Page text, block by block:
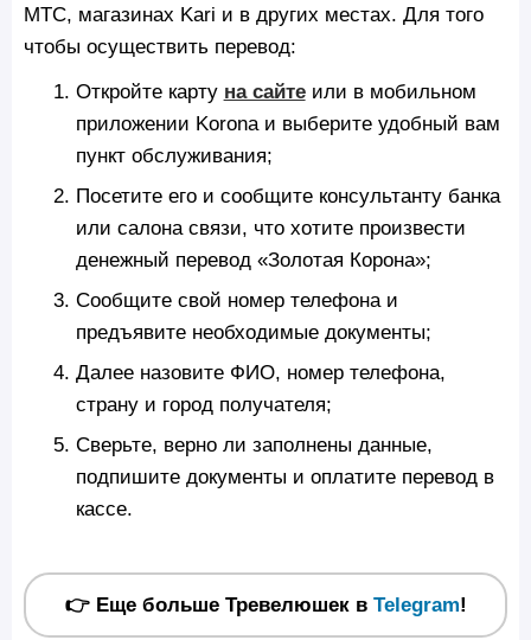
МТС, магазинах Kari и в других местах. Для того
чтобы осуществить перевод:
Откройте карту на сайтеили в мобильном
приложении Korona и выберите удобный вам
пункт обслуживания;
Посетите его и сообщите консультанту банка
или салона связи, что хотите произвести
денежный перевод «Золотая Корона»;
Сообщите свой номер телефона и
предъявите необходимые документы;
Далее назовите ФИО, номер телефона,
страну и город получателя;
Сверьте, верно ли заполнены данные,
подпишите документы и оплатите перевод в
кассе.
👉 Еще больше Тревелюшек в Telegram!